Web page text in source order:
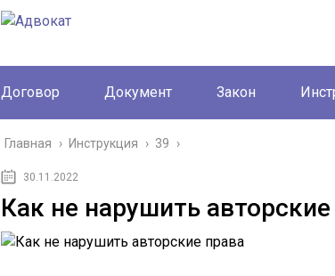
Договор Документ Закон
Главная › Инструкция › 39 ›
30.11.2022
Как не нарушить